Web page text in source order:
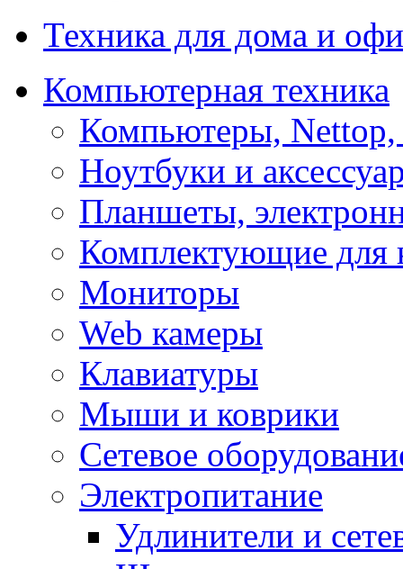
Техника для дома и
Компьютерная техника
Компьютеры,
Ноутбуки и
Планшеты,
Комплектующие для
Мониторы
Web камеры
Клавиатуры
Мыши и коврики
Сетевое
Электропитание
Удлинители и